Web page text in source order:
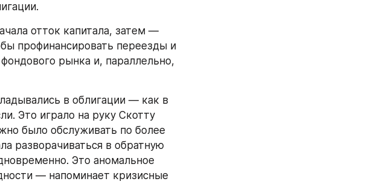
отток капитала, затем —
профинансировать переезды и
рынка и, параллельно,
в облигации — как в
Это играло на руку Скотту
было обслуживать по более
разворачиваться в обратную
Это аномальное
— напоминает кризисные